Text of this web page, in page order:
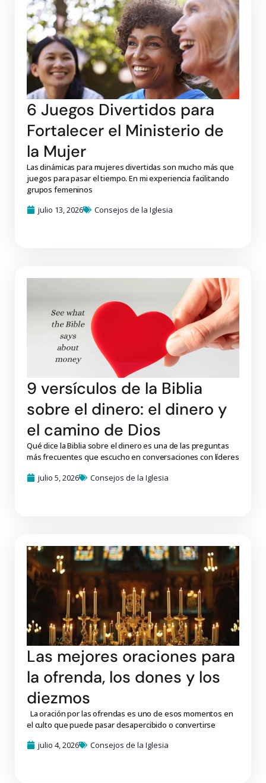
6 Juegos Divertidos para
Fortalecer el Ministerio de
la Mujer
Las dinámicas para mujeres divertidas son mucho más que
juegos para pasar el tiempo. En mi experiencia facilitando
grupos femeninos
julio 13, 2026
Consejos de la Iglesia
9 versículos de la Biblia
sobre el dinero: el dinero y
el camino de Dios
Qué dice la Biblia sobre el dinero es una de las preguntas
más frecuentes que escucho en conversaciones con líderes
julio 5, 2026
Consejos de la Iglesia
Las mejores oraciones para
la ofrenda, los dones y los
diezmos
La oración por las ofrendas es uno de esos momentos en
el culto que puede pasar desapercibido o convertirse
julio 4, 2026
Consejos de la Iglesia